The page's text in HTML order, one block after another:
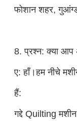
फोशान शहर,
8. प्रश्न: क्या आप
ए: हाँ।हम नीचे
हैं:
गद्दे Quilting